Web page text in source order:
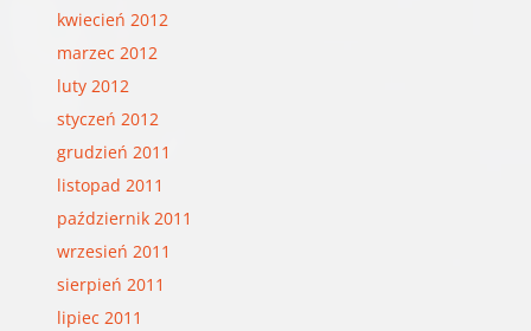
kwiecień 2012
marzec 2012
luty 2012
styczeń 2012
grudzień 2011
listopad 2011
październik 2011
wrzesień 2011
sierpień 2011
lipiec 2011